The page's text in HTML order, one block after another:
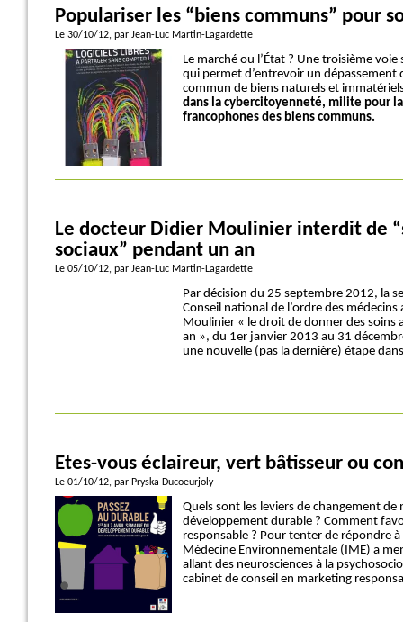
Populariser les “biens communs” pour
Le 30/10/12, par Jean-Luc Martin-Lagardette
Le marché ou l’État ? Une troisième
qui permet d’entrevoir un dépassement
commun de biens naturels et
dans la cybercitoyenneté, milite pour
francophones des biens communs.
Le docteur Didier Moulinier interdit de
sociaux” pendant un an
Le 05/10/12, par Jean-Luc Martin-Lagardette
Par décision du 25 septembre 2012, la
Conseil national de l’ordre des
Moulinier « le droit de donner des soins
an », du 1er janvier 2013 au 31
une nouvelle (pas la dernière) étape
Etes-vous éclaireur, vert bâtisseur ou
Le 01/10/12, par Pryska Ducoeurjoly
Quels sont les leviers de changement
développement durable ? Comment
responsable ? Pour tenter de répondre
Médecine Environnementale (IME) a
allant des neurosciences à la
cabinet de conseil en marketing